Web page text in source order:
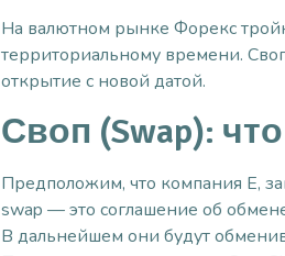
На валютном рынке Форекс
территориальному времени.
открытие с новой датой.
Своп (Swap):
Предположим, что компания E,
swap — это соглашение об
В дальнейшем они будут